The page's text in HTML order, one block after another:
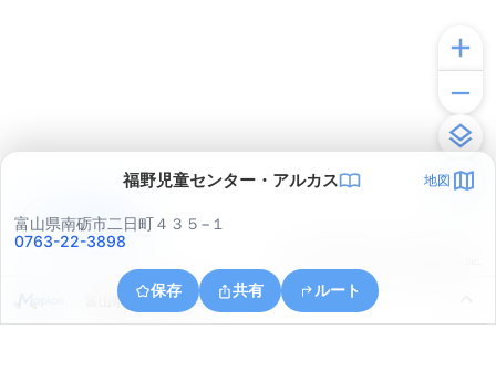
福野児童センター・アルカス 地図
富山県南砺市二日町４３５−１
0763-22-3898
保存 共有 ルート
富山県南砺市梅ケ島
アプリで見る